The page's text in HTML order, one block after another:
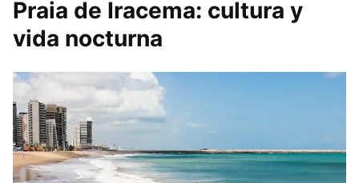
Praia de Iracema: cultura y
vida nocturna